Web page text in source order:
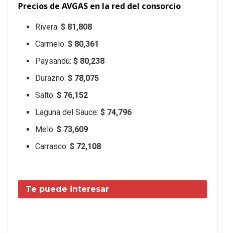
Precios de AVGAS en la red del consorcio
Rivera:$ 81,808
Carmelo:$ 80,361
Paysandú:$ 80,238
Durazno:$ 78,075
Salto:$ 76,152
Laguna del Sauce:$ 74,796
Melo:$ 73,609
Carrasco:$ 72,108
Te puede interesar